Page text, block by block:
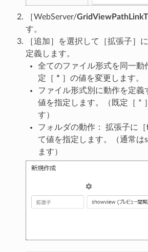
［WebServer/
す。
［追加］を選択して［拡張子］
定義します。
全てのファイル形式を同一動
定［ * ］の値を変更します。
ファイル形式別に動作を定義
値を指定します。（既定［ *
す）
フォルダの動作： 拡張子に［
て値を指定します。（通常は
ます）